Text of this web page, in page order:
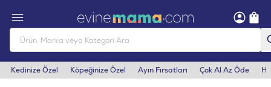
Kedinize Özel Köpeğinize Özel Ayın Fırsatları Çok Al Az Öde